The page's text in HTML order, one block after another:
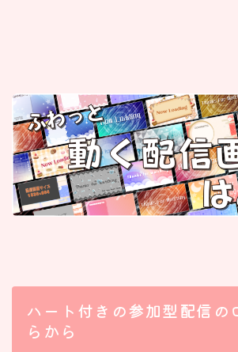
ハート付きの参加型配信の
らから